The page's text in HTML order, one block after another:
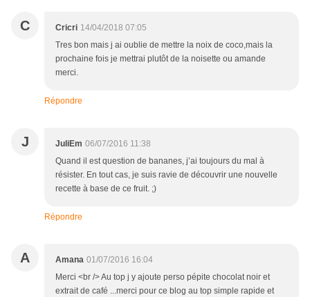
C Cricri 14/04/2018 07:05
Tres bon mais j ai oublie de mettre la noix de coco,mais la
prochaine fois je mettrai plutôt de la noisette ou amande
merci.
Répondre
J JuliEm 06/07/2016 11:38
Quand il est question de bananes, j’ai toujours du mal à
résister. En tout cas, je suis ravie de découvrir une nouvelle
recette à base de ce fruit. ;)
Répondre
A Amana 01/07/2016 16:04
Merci <br /> Au top j y ajoute perso pépite chocolat noir et
extrait de café ...merci pour ce blog au top simple rapide et